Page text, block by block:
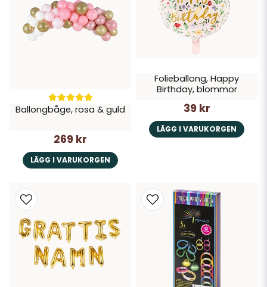
Ballongbåge, rosa & guld
269 kr
LÄGG I VARUKORGEN
Folieballong, Happy
Birthday, blommor
39 kr
LÄGG I VARUKORGEN